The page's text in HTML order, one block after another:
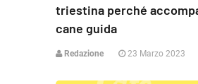
triestina perché
cane guida
Redazione 23 Marzo 2023